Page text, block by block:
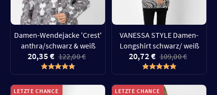
Damen-Wendejacke 'Crest'
anthra/schwarz & weiß
20,35 € 122,00 €
VANESSA STYLE Damen-
Longshirt schwarz/ weiß
20,72 € 109,00 €
LETZTE CHANCE LETZTE CHANCE